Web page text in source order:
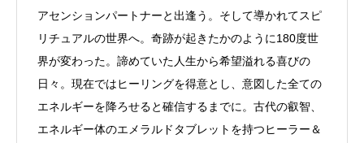
アセンションパートナーと出逢う。そして導かれてスピ
リチュアルの世界へ。奇跡が起きたかのように180度世
界が変わった。諦めていた人生から希望溢れる喜びの
日々。現在ではヒーリングを得意とし、意図した全ての
エネルギーを降ろせると確信するまでに。古代の叡智、
エネルギー体のエメラルドタブレットを持つヒーラー＆